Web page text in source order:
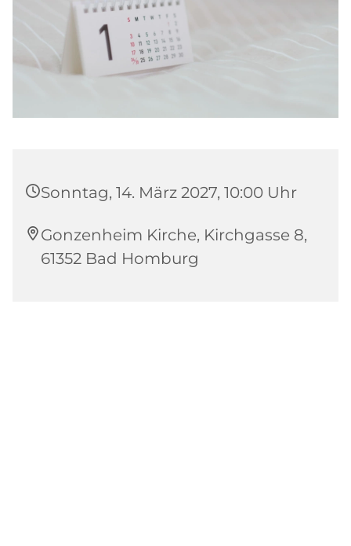
Sonntag, 14. März 2027, 10:00 Uhr
Gonzenheim Kirche, Kirchgasse 8,
61352 Bad Homburg